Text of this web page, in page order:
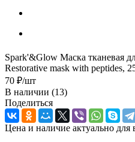
Spark'&Glow Маска тканевая
Restorative mask with peptides,
70 ₽/шт
В наличии (13)
Поделиться
Цена и наличие актуально для